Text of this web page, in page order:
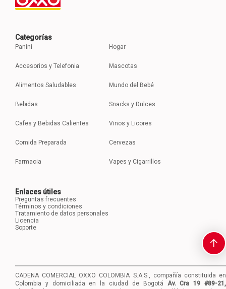
Categorías
Panini
Accesorios y Telefonia
Alimentos Saludables
Bebidas
Cafes y Bebidas Calientes
Comida Preparada
Farmacia
Hogar
Mascotas
Mundo del Bebé
Snacks y Dulces
Vinos y Licores
Cervezas
Vapes y Cigarrillos
Enlaces útiles
Preguntas frecuentes
Términos y condiciones
Tratamiento de datos personales
Licencia
Soporte
CADENA COMERCIAL OXXO COLOMBIA S.A.S., compañía constituida en
Colombia y domiciliada en la ciudad de Bogotá
Av. Cra 19 #89-21,